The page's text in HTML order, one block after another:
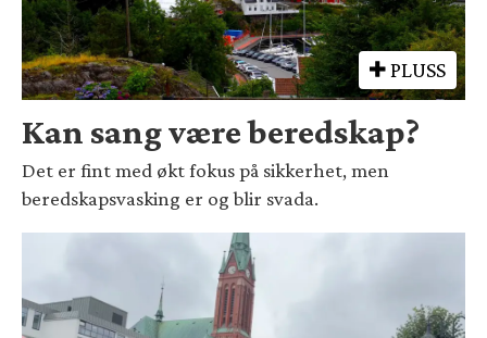
PLUSS
Kan sang være beredskap?
Det er fint med økt fokus på sikkerhet, men
beredskapsvasking er og blir svada.